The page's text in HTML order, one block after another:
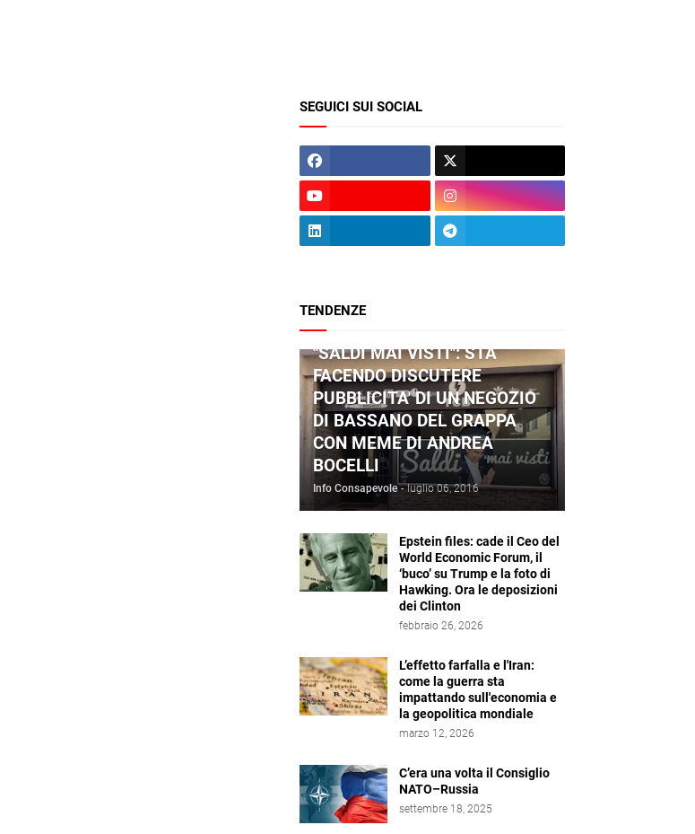
SEGUICI SUI SOCIAL
TENDENZE
"SALDI MAI VISTI": STA
FACENDO DISCUTERE
PUBBLICITA' DI UN NEGOZIO
DI BASSANO DEL GRAPPA
CON MEME DI ANDREA
BOCELLI
Info Consapevole - luglio 06, 2016
Epstein files: cade il Ceo del
World Economic Forum, il
‘buco’ su Trump e la foto di
Hawking. Ora le deposizioni
dei Clinton
febbraio 26, 2026
L’effetto farfalla e l'Iran:
come la guerra sta
impattando sull'economia e
la geopolitica mondiale
marzo 12, 2026
C’era una volta il Consiglio
NATO–Russia
settembre 18, 2025